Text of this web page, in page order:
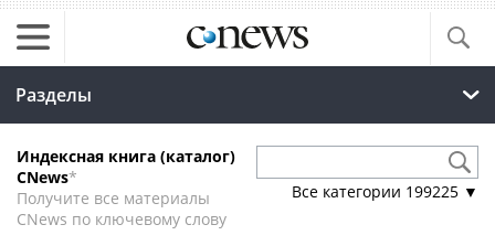
Разделы
Индексная книга (каталог)
CNews*
Получите все материалы
CNews по ключевому слову
Все категории 199225 ▼